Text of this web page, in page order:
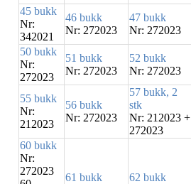
45 bukk
Nr:
342021
46 bukk
Nr: 272023
47 bukk
Nr: 272023
50 bukk
Nr:
272023
51 bukk
Nr: 272023
52 bukk
Nr: 272023
55 bukk
Nr:
212023
56 bukk
Nr: 272023
57 bukk, 2
stk
Nr: 212023 +
272023
60 bukk
Nr:
272023
61 bukk 62 bukk